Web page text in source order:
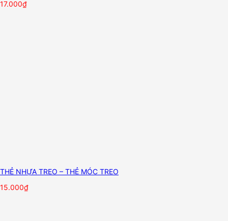
17.000₫
THẺ NHỰA TREO – THẺ MÓC TREO
15.000₫